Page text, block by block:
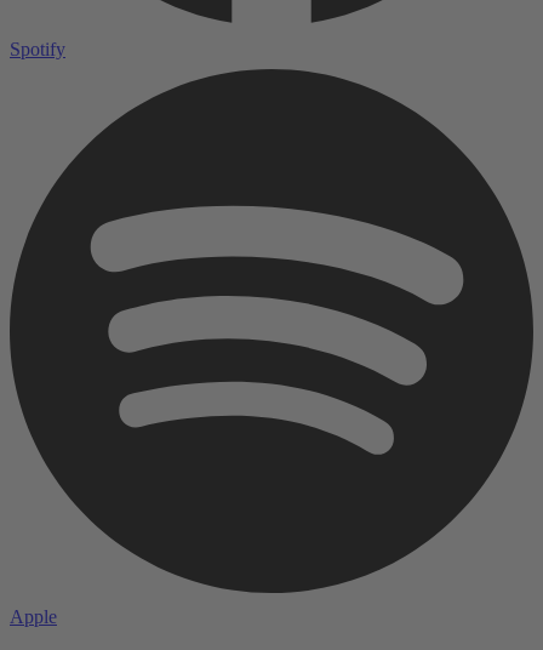
Spotify
Apple